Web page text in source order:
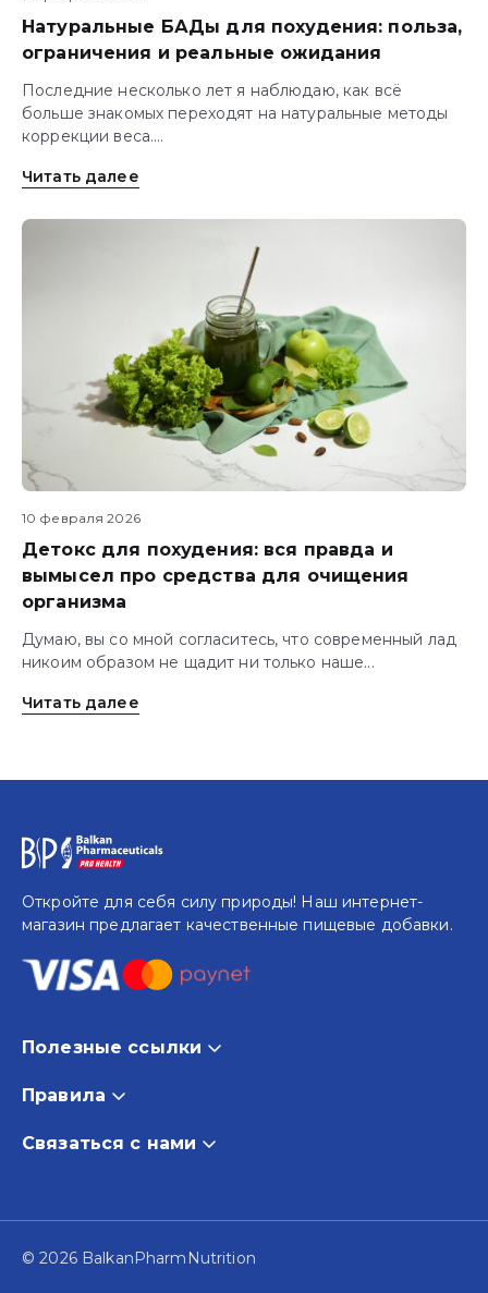
Натуральные БАДы для похудения: польза,
ограничения и реальные ожидания
Последние несколько лет я наблюдаю, как всё
больше знакомых переходят на натуральные методы
коррекции веса....
Читать далее
10 февраля 2026
Детокс для похудения: вся правда и
вымысел про средства для очищения
организма
Думаю, вы со мной согласитесь, что современный лад
никоим образом не щадит ни только наше...
Читать далее
Откройте для себя силу природы! Наш интернет-
магазин предлагает качественные пищевые добавки.
Полезные ссылки
Дом
Магазин
Правила
Условия и положения
Связаться с нами
Republica Moldova
© 2026 BalkanPharmNutrition